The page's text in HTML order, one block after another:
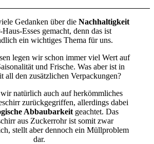
Gedanken über die Nachhaltigkeit
Esses gemacht, denn das ist
ein wichtiges Thema für uns.
legen wir schon immer viel Wert auf
und Frische. Was aber ist in
all den zusätzlichen Verpackungen?
natürlich auch auf herkömmliches
zurückgegriffen, allerdings dabei
Abbaubarkeitgeachtet. Das
aus Zuckerrohr ist somit zwar
stellt aber dennoch ein Müllproblem
dar.